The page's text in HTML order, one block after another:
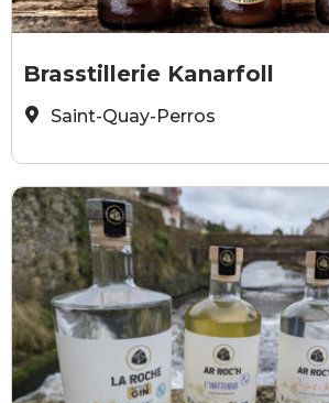
Brasstillerie KanArFoll
Brasstillerie Kanarfoll
Saint-Quay-Perros